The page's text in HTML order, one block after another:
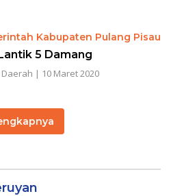
Kabupaten Pulang Pisau
5 Damang
| 10 Maret 2020